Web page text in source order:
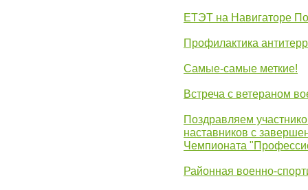
ЕТЭТ на Навигаторе
Профилактика
Самые-самые меткие!
Встреча с ветераном
Поздравляем
наставников с
Чемпионата
Районная военно-